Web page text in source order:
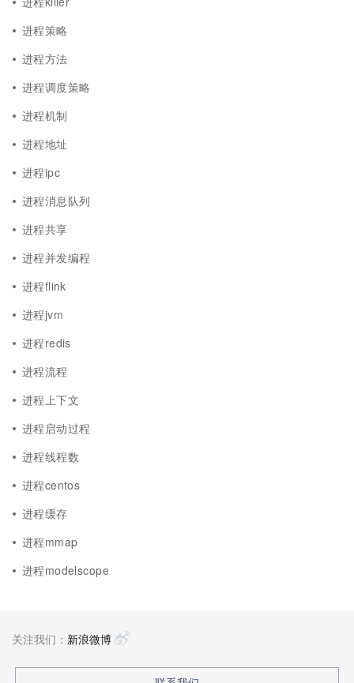
进程策略
进程方法
进程调度策略
进程机制
进程地址
进程ipc
进程消息队列
进程共享
进程并发编程
进程flink
进程jvm
进程redis
进程流程
进程上下文
进程启动过程
进程线程数
进程centos
进程缓存
进程mmap
进程modelscope
关注我们： 新浪微博